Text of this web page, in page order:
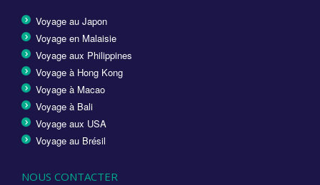
Voyage au Japon
Voyage en Malaisie
Voyage aux Philippines
Voyage à Hong Kong
Voyage à Macao
Voyage à Bali
Voyage aux USA
Voyage au Brésil
NOUS CONTACTER